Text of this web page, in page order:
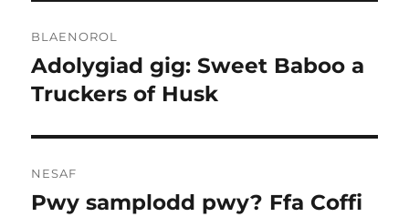
cofnod
BLAENOROL
Cofnod
blaenorol:
Adolygiad gig: Sweet Baboo a
Truckers of Husk
NESAF
Cofnod
Pwy samplodd pwy? Ffa Coffi